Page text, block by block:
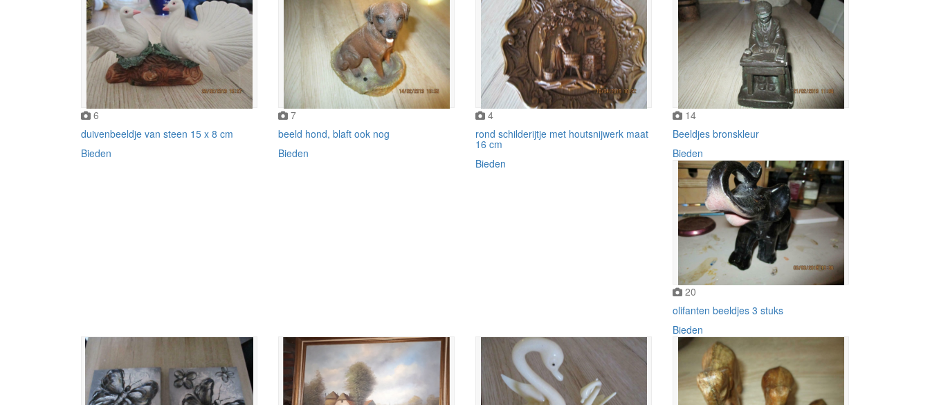
6
duivenbeeldje van steen 15 x 8 cm
Bieden
7
beeld hond, blaft ook nog
Bieden
4
rond schilderijtje met houtsnijwerk maat
16 cm
Bieden
14
Beeldjes bronskleur
Bieden
20
olifanten beeldjes 3 stuks
Bieden